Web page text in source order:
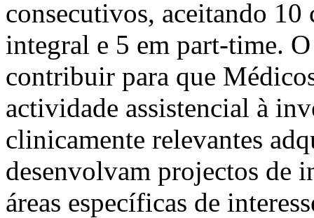
consecutivos, aceitando
integral e 5 em part-time.
contribuir para que
actividade assistencial à
clinicamente relevantes
desenvolvam projectos de
áreas específicas de